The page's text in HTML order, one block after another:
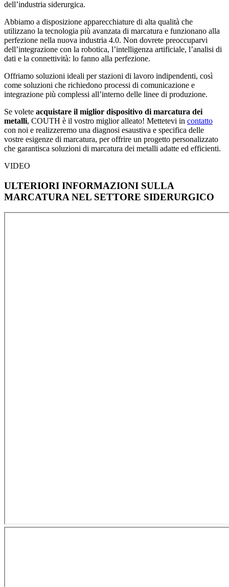
dell’industria siderurgica.
Abbiamo a disposizione apparecchiature di alta qualità che
utilizzano la tecnologia più avanzata di marcatura e funzionano alla
perfezione nella nuova industria 4.0. Non dovrete preoccuparvi
dell’integrazione con la robotica, l’intelligenza artificiale, l’analisi di
dati e la connettività: lo fanno alla perfezione.
Offriamo soluzioni ideali per stazioni di lavoro indipendenti, così
come soluzioni che richiedono processi di comunicazione e
integrazione più complessi all’interno delle linee di produzione.
Se volete acquistare il miglior dispositivo di marcatura dei
metalli, COUTH è il vostro miglior alleato! Mettetevi in contatto
con noi e realizzeremo una diagnosi esaustiva e specifica delle
vostre esigenze di marcatura, per offrire un progetto personalizzato
che garantisca soluzioni di marcatura dei metalli adatte ed efficienti.
VIDEO
ULTERIORI INFORMAZIONI SULLA
MARCATURA NEL SETTORE SIDERURGICO